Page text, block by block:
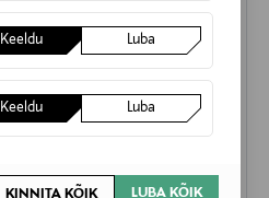
Keeldu Luba
Keeldu Luba
KINNITA KÕIK LUBA KÕIK